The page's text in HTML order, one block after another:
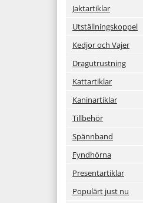
Jaktartiklar
Utställningskoppel
Kedjor och Vajer
Dragutrustning
Kattartiklar
Kaninartiklar
Tillbehör
Spännband
Fyndhörna
Presentartiklar
Populärt just nu